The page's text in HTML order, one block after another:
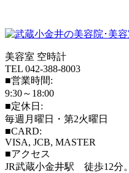
美容室 空時計
TEL 042-388-8003
■営業時間:
9:30～18:00
■定休日:
毎週月曜日・第2火曜日
■CARD:
VISA, JCB, MASTER
■アクセス
JR武蔵小金井駅 徒歩12分。